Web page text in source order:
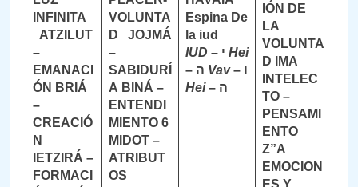
INFINITA
ATZILUT
–
EMANACI
ÓN BRIÁ
–
CREACIÓ
N
IETZIRÁ –
FORMACI
VOLUNTA
D
JOJMÁ
–
SABIDURÍ
A BINÁ –
ENTENDI
MIENTO 6
MIDOT –
ATRIBUT
OS
Espina De
la iud
IUD – י Hei
– ה Vav– ו
Hei– ה
IÓN DE
LA
VOLUNTA
D
IMA
INTELEC
TO –
PENSAMI
ENTO
Z”A
EMOCION
ES Y